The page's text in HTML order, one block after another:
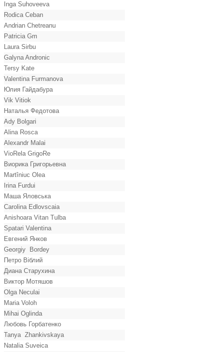
Inga Suhoveeva
Rodica Ceban
Andrian Chetreanu
Patricia Gm
Laura Sirbu
Galyna Andronic
Tersy Kate
Valentina Furmanova
Юлия Гайдабура
Vik Vitiok
Наталья Федотова
Ady Bolgari
Alina Rosca
Alexandr Malai
VioRela GrigoRe
Виорика Григорьевна
Martîniuc Olea
Irina Furdui
Маша Яловська
Carolina Edlovscaia
Anishoara Vitan Tulba
Spatari Valentina
Евгений Янков
Georgiy Bordey
Петро Віблий
Диана Старухина
Виктор Мотяшов
Olga Neculai
Maria Voloh
Mihai Oglinda
Любовь Горбатенко
Tanya Zhankivskaya
Natalia Suveica